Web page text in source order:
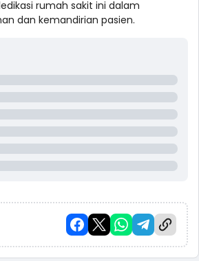
rumah sakit ini dalam
dan kemandirian pasien.